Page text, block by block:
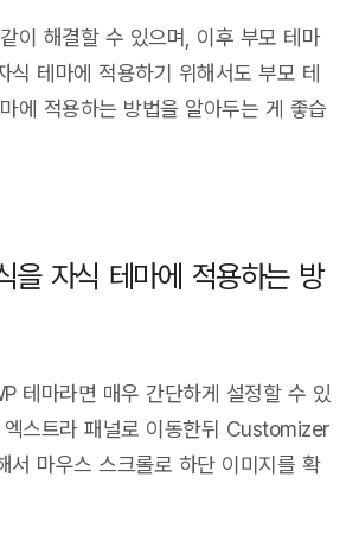
이 해결할 수 있으며, 이후 부모 테마
식 테마에 적용하기 위해서도 부모 테
에 적용하는 방법을 알아두는 게 좋습
을 자식 테마에 적용하는 방
테마라면 매우 간단하게 설정할 수 있
스트라 패널로 이동한뒤 Customizer
서 마우스 스크롤로 하단 이미지를 확